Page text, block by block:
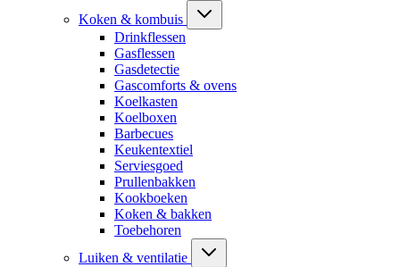
Koken & kombuis
Drinkflessen
Gasflessen
Gasdetectie
Gascomforts & ovens
Koelkasten
Koelboxen
Barbecues
Keukentextiel
Serviesgoed
Prullenbakken
Kookboeken
Koken & bakken
Toebehoren
Luiken & ventilatie